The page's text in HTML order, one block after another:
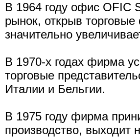
В 1964 году офис OFIC
рынок, открыв
значительно
В 1970-х годах фирма
торговые
Италии и Бельгии.
В 1975 году фирма
производство,